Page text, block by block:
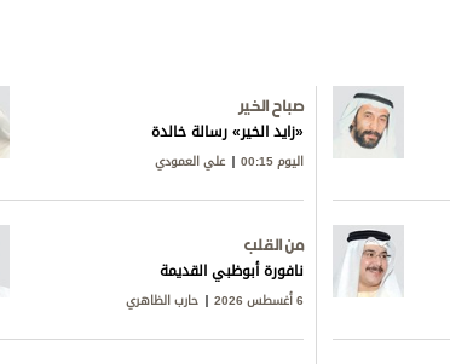
صباح الخير
«زايد الخير» رسالة خالدة
اليوم 00:15 علي العمودي
من القلب
نافورة أبوظبي القديمة
6 أغسطس 2026 حارب الظاهري